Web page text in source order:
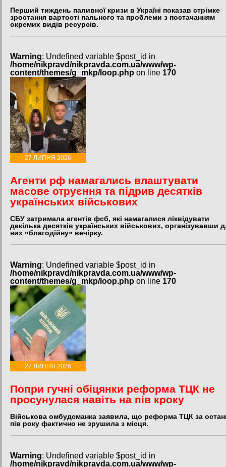
Перший тиждень паливної кризи в Україні показав стрімке
зростання вартості пального та проблеми з постачанням
окремих видів ресурсів.
Warning: Undefined variable $post_id in
/home/nikpravd/nikpravda.com.ua/www/wp-
content/themes/g_mkp/loop.php on line 170
27 ЛИПНЯ 2026
Агенти рф намагались влаштувати
масове отруєння та підрив десятків
українських військових
СБУ затримала агентів фсб, які намагалися ліквідувати
декілька десятків українських військових, організувавши
них «благодійну» вечірку.
Warning: Undefined variable $post_id in
/home/nikpravd/nikpravda.com.ua/www/wp-
content/themes/g_mkp/loop.php on line 170
27 ЛИПНЯ 2026
Попри гучні обіцянки реформа ТЦК не
просунулася навіть на пів кроку
Військова омбудсманка заявила, що реформа ТЦК за
пів року фактично не зрушила з місця.
Warning: Undefined variable $post_id in
/home/nikpravd/nikpravda.com.ua/www/wp-